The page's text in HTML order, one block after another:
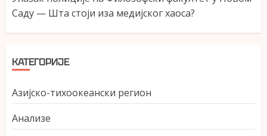
Саду — Шта стоји иза медијског хаоса?
КАТЕГОРИЈЕ
Азијско-тихоокеански регион
Анализе